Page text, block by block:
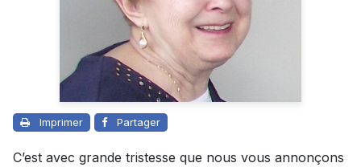
Imprimer Partager
C’est avec grande tristesse que nous vous annonçons